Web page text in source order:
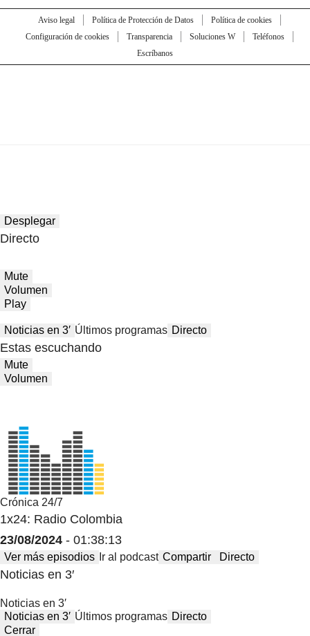
Aviso legal Política de Protección de Datos
Política de cookies
Configuración de cookies
Transparencia Soluciones W
Teléfonos
Escríbanos
Desplegar
Directo
Mute
Volumen
Play
Noticias en 3′ Últimos programas Directo
Estas escuchando
Mute
Volumen
Crónica 24/7
1x24: Radio Colombia
23/08/2024 - 01:38:13
Ver más episodios Ir al podcast Compartir Directo
Noticias en 3′
Noticias en 3′
Noticias en 3′ Últimos programas Directo
Cerrar